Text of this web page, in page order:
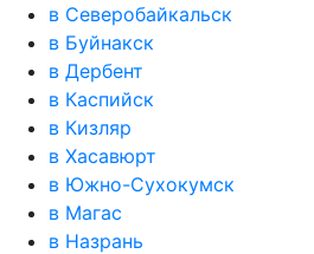
в Северобайкальск
в Буйнакск
в Дербент
в Каспийск
в Кизляр
в Хасавюрт
в Южно-Сухокумск
в Магас
в Назрань